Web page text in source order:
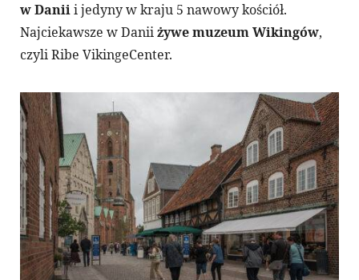
w Daniii jedyny w kraju 5 nawowy kościół.
Najciekawsze w Daniiżywe muzeum Wikingów,
czyli Ribe VikingeCenter.